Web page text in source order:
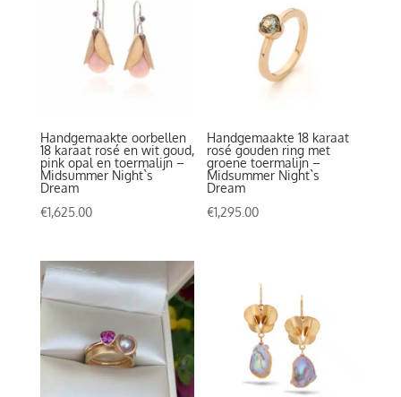
Handgemaakte oorbellen
18 karaat rosé en wit goud,
pink opal en toermalijn –
Midsummer Night`s
Dream
€1,625.00
Handgemaakte 18 karaat
rosé gouden ring met
groene toermalijn –
Midsummer Night`s
Dream
€1,295.00